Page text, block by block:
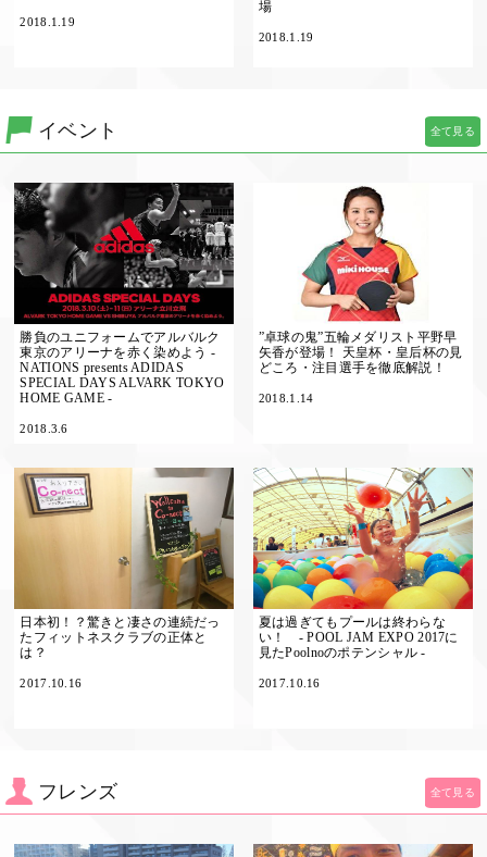
2018.1.19
場
2018.1.19
イベント 全て見る
勝負のユニフォームでアルバルク
東京のアリーナを赤く染めよう -
NATIONS presents ADIDAS
SPECIAL DAYS ALVARK TOKYO
HOME GAME -
2018.3.6
”卓球の鬼”五輪メダリスト平野早
矢香が登場！ 天皇杯・皇后杯の見
どころ・注目選手を徹底解説！
2018.1.14
日本初！？驚きと凄さの連続だっ
たフィットネスクラブの正体と
は？
2017.10.16
夏は過ぎてもプールは終わらな
い！ - POOL JAM EXPO 2017に
見たPoolnoのポテンシャル -
2017.10.16
フレンズ 全て見る